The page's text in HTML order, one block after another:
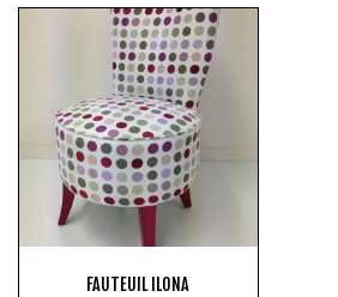
FAUTEUIL ILONA